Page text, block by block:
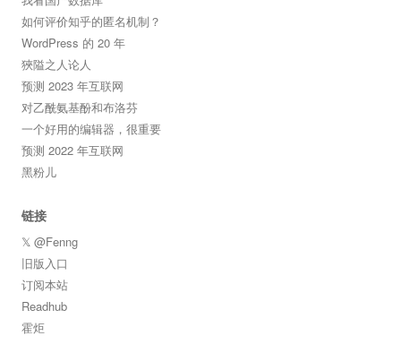
如何评价知乎的匿名机制？
WordPress 的 20 年
狹隘之人论人
预测 2023 年互联网
对乙酰氨基酚和布洛芬
一个好用的编辑器，很重要
预测 2022 年互联网
黑粉儿
链接
𝕏 @Fenng
旧版入口
订阅本站
Readhub
霍炬